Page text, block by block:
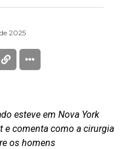
2025
esteve em Nova York
e comenta como a cirurgia
os homens